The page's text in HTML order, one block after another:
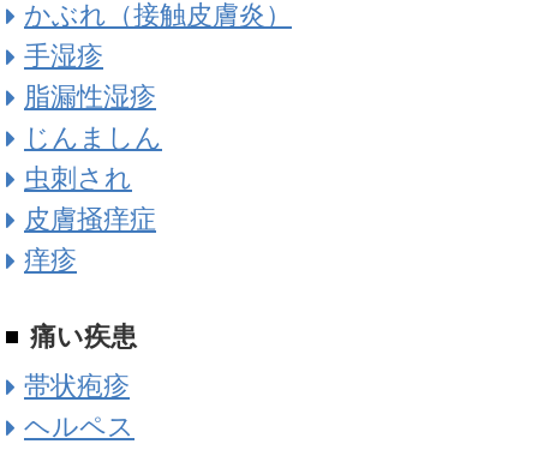
かぶれ（接触皮膚炎）
手湿疹
脂漏性湿疹
じんましん
虫刺され
皮膚掻痒症
痒疹
痛い疾患
帯状疱疹
ヘルペス